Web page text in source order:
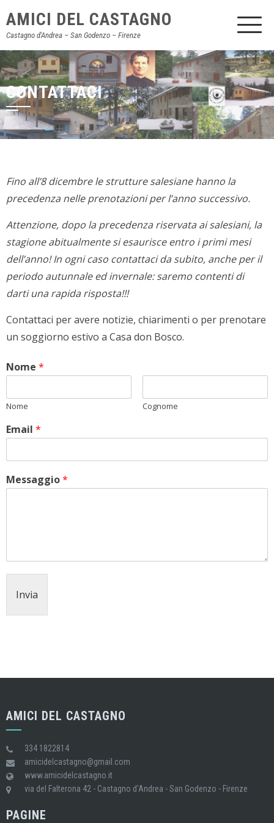
AMICI DEL CASTAGNO
Castagno d'Andrea – San Godenzo – Firenze
CONTATTACI
Fino all’8 dicembre le strutture salesiane hanno la
precedenza nelle prenotazioni per l’anno successivo.
Attenzione, dopo la precedenza riservata ai salesiani, la
stagione abitualmente si esaurisce entro i primi mesi
dell’anno! In ogni caso contattaci da subito, anche per il
periodo autunnale ed invernale: saremo contenti di
darti una rapida risposta!!!
Contattaci per avere notizie, chiarimenti o per prenotare
un soggiorno estivo a Casa don Bosco.
Nome *
Nome Cognome
Email *
Messaggio*
Invia
AMICI DEL CASTAGNO
334 1822814
amicidelcastagno@gmail.com
www.amicidelcastagno.it
via del Falterona 42 - Castagno d'Andrea - San Godenzo - Firenze
PAGINE